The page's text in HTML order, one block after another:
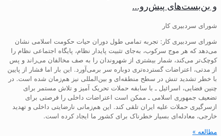
و بن‌بست‌های پیش‌رو…
شورای سردبیری کار
شورای سردبیری کار: تجربه تمامی طول دوران حیات حکومت اسلامی نشان
می‌دهد که هر موج سرکوب، به‌جای تثبیت پایدار نظام، پایگاه اجتماعی نظام را
کوچک‌تر می‌کند، شمار بیشتری از شهروندان را به صف مخالفان می‌راند و پس
از مدتی، اعتراضات گسترده‌تری دوباره سر برمی‌آورد. این بار اما فشار از پایین
با خطر تشدید تنش در سطح منطقه‌ای و بین‌المللی نیز هم‌زمان شده است. در
چنین فضایی، اسرائیل ـ با سابقه حملات تحریک آمیز و تلاش مستمر برای
تضعیف جمهوری اسلامی ـ ممکن است اعتراضات داخلی را فرصتی برای
ازسرگیری حملات علیه ایران تلقی کند. این هم‌زمانی نارضایتی داخلی و تهدید
خارجی، معادله‌ای بسیار خطرناک برای کشور ما ایجاد کرده است.
مطالعه »